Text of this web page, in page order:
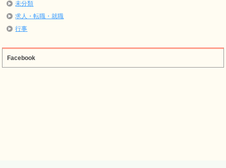
未分類
求人・転職・就職
行事
Facebook